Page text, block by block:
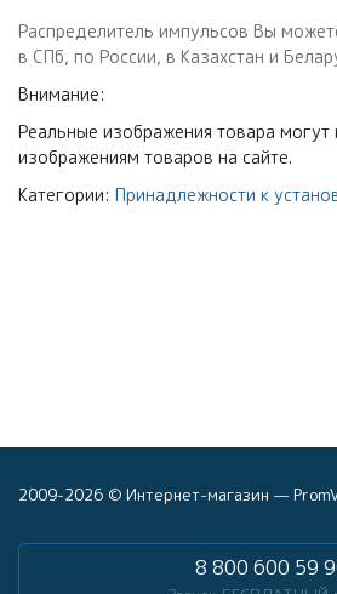
Распределитель импульсов Вы
в СПб, по России, в Казахстан и
Внимание:
Реальные изображения товара могут
изображениям товаров на сайте.
Категории: Принадлежности к
2009-2026 © Интернет-магазин —
8 800 600 59